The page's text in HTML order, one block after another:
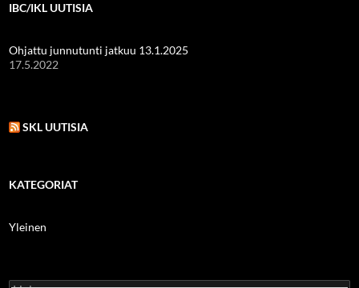
IBC/IKL UUTISIA
Ohjattu junnutunti jatkuu 13.1.2025
17.5.2022
SKL UUTISIA
KATEGORIAT
Yleinen